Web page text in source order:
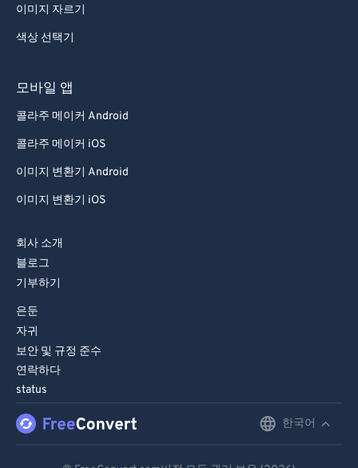
이미지 자르기
색상 선택기
모바일 앱
콜라주 메이커 Android
콜라주 메이커 iOS
이미지 변환기 Android
이미지 변환기 iOS
회사 소개
블로그
기부하기
은둔
자귀
보안 및 규정 준수
연락하다
status
한국어